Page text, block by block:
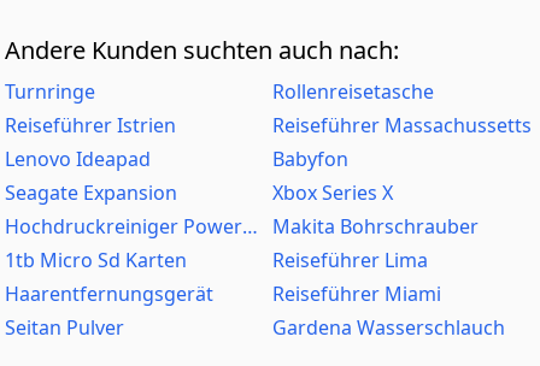
Andere Kunden suchten auch nach:
Turnringe
Rollenreisetasche
Reiseführer Istrien
Reiseführer Massachussetts
Lenovo Ideapad
Babyfon
Seagate Expansion
Xbox Series X
Hochdruckreiniger Powerplus
Makita Bohrschrauber
1tb Micro Sd Karten
Reiseführer Lima
Haarentfernungsgerät
Reiseführer Miami
Seitan Pulver
Gardena Wasserschlauch